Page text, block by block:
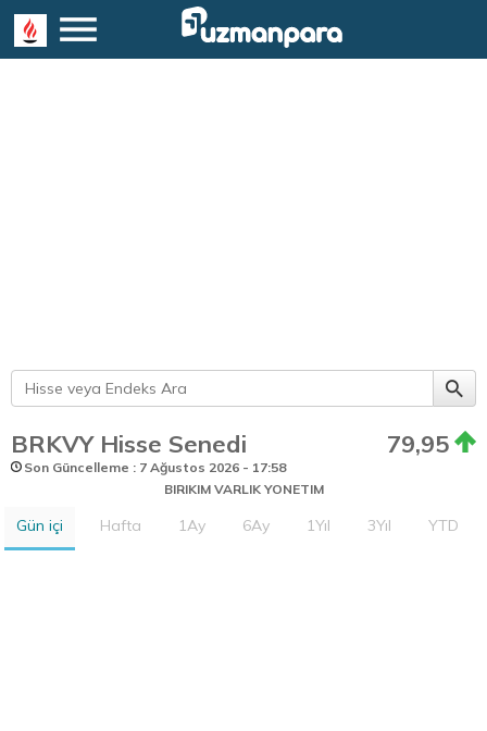
BRKVY Hisse Senedi 79,95
Son Güncelleme : 7 Ağustos 2026 - 17:58
BIRIKIM VARLIK YONETIM
Gün içi Hafta 1Ay 6Ay 1Yıl 3Yıl YTD